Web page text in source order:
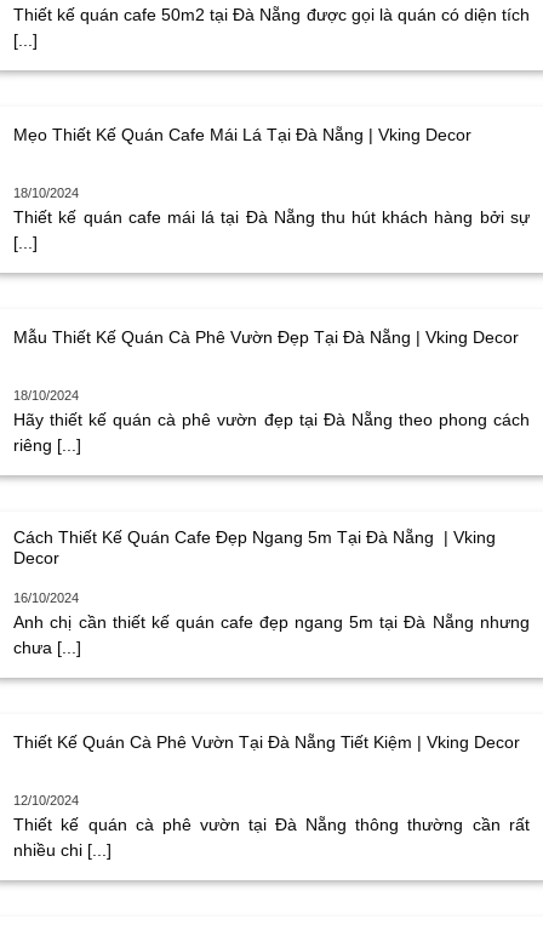
Thiết kế quán cafe 50m2 tại Đà Nẵng được gọi là quán có diện tích
[...]
Mẹo Thiết Kế Quán Cafe Mái Lá Tại Đà Nẵng | Vking Decor
18/10/2024
Thiết kế quán cafe mái lá tại Đà Nẵng thu hút khách hàng bởi sự
[...]
Mẫu Thiết Kế Quán Cà Phê Vườn Đẹp Tại Đà Nẵng | Vking Decor
18/10/2024
Hãy thiết kế quán cà phê vườn đẹp tại Đà Nẵng theo phong cách
riêng [...]
Cách Thiết Kế Quán Cafe Đẹp Ngang 5m Tại Đà Nẵng | Vking
Decor
16/10/2024
Anh chị cần thiết kế quán cafe đẹp ngang 5m tại Đà Nẵng nhưng
chưa [...]
Thiết Kế Quán Cà Phê Vườn Tại Đà Nẵng Tiết Kiệm | Vking Decor
12/10/2024
Thiết kế quán cà phê vườn tại Đà Nẵng thông thường cần rất
nhiều chi [...]